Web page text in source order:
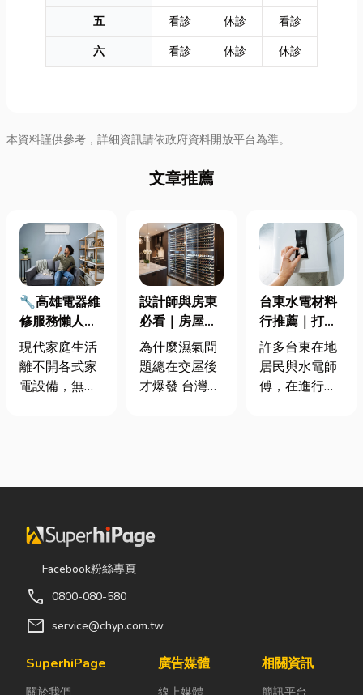
五
看診 休診
看診
六
看診 休診 休診
本資料謹供參考，詳細資訊請依政府資料開放平台為準。
文章推薦
🔧高雄電器維
修服務懶人包
｜冷氣、冰
箱、洗衣機專
業維修
現代家庭生活
離不開各式家
電設備，無論
還是每天幫助
衣機，一旦發
生故障，都可
能嚴重影響日
因此，選擇專
業的高雄電器
僅能快速排除
設計師與房東
必看｜房屋濕
氣重怎麼辦？
全屋除濕機＋
全熱交換器整
為什麼濕氣問
題總在交屋後
才爆發 台灣氣
同步規劃空氣
不到的地方持
間： 精品包、
藏最怕潮濕，
台東水電材料
行推薦｜打造
安全耐用的居
家環境
許多台東在地
居民與水電師
傅，在進行居
料行採購。除
關產品。 無論
Facebook粉絲專頁
call 0800-080-580
mail service@chyp.com.tw
SuperhiPage
關於我們
廣告媒體
線上媒體
相關資訊
簡訊平台